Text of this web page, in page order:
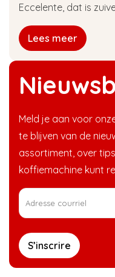
Meld je aan voor
te blijven van de
assortiment, over
koffiemachine kunt
S’inscrire
Eccelente, dat is
Lees meer